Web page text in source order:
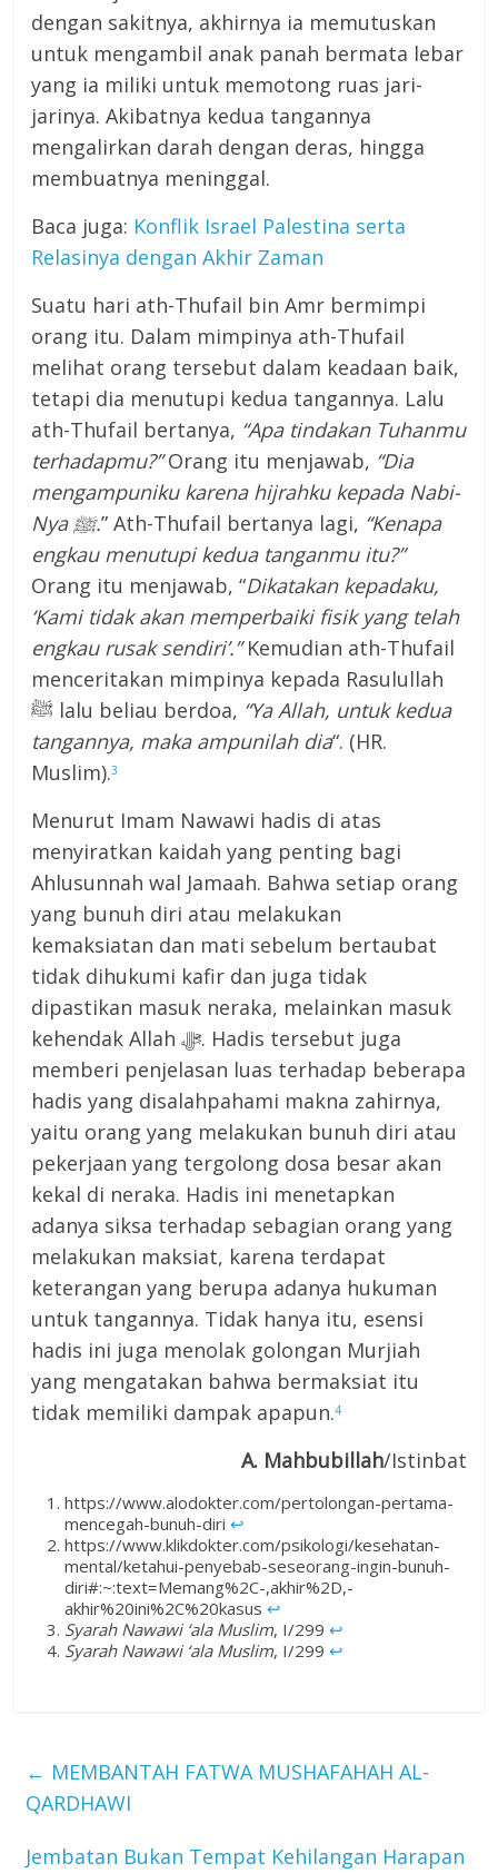
dengan sakitnya, akhirnya ia memutuskan
untuk mengambil anak panah bermata lebar
yang ia miliki untuk memotong ruas jari-
jarinya. Akibatnya kedua tangannya
mengalirkan darah dengan deras, hingga
membuatnya meninggal.
Baca juga: Konflik Israel Palestina serta
Relasinya dengan Akhir Zaman
Suatu hari ath-Thufail bin Amr bermimpi
orang itu. Dalam mimpinya ath-Thufail
melihat orang tersebut dalam keadaan baik,
tetapi dia menutupi kedua tangannya. Lalu
ath-Thufail bertanya, “Apa tindakan Tuhanmu
terhadapmu?”Orang itu menjawab, “Dia
mengampuniku karena hijrahku kepada Nabi-
Nya ﷺ.” Ath-Thufail bertanya lagi, “Kenapa
engkau menutupi kedua tanganmu itu?”
Orang itu menjawab, “Dikatakan kepadaku,
‘Kami tidak akan memperbaiki fisik yang telah
engkau rusak sendiri’.”Kemudian ath-Thufail
menceritakan mimpinya kepada Rasulullah
ﷺ lalu beliau berdoa, “Ya Allah, untuk kedua
tangannya, maka ampunilah dia“. (HR.
Muslim).3
Menurut Imam Nawawi hadis di atas
menyiratkan kaidah yang penting bagi
Ahlusunnah wal Jamaah. Bahwa setiap orang
yang bunuh diri atau melakukan
kemaksiatan dan mati sebelum bertaubat
tidak dihukumi kafir dan juga tidak
dipastikan masuk neraka, melainkan masuk
kehendak Allah ﷻ. Hadis tersebut juga
memberi penjelasan luas terhadap beberapa
hadis yang disalahpahami makna zahirnya,
yaitu orang yang melakukan bunuh diri atau
pekerjaan yang tergolong dosa besar akan
kekal di neraka. Hadis ini menetapkan
adanya siksa terhadap sebagian orang yang
melakukan maksiat, karena terdapat
keterangan yang berupa adanya hukuman
untuk tangannya. Tidak hanya itu, esensi
hadis ini juga menolak golongan Murjiah
yang mengatakan bahwa bermaksiat itu
tidak memiliki dampak apapun.4
A. Mahbubillah/Istinbat
https://www.alodokter.com/pertolongan-pertama-
mencegah-bunuh-diri↩︎
https://www.klikdokter.com/psikologi/kesehatan-
mental/ketahui-penyebab-seseorang-ingin-bunuh-
diri#:~:text=Memang%2C-,akhir%2D,-
akhir%20ini%2C%20kasus↩︎
Syarah Nawawi ‘ala Muslim, I/299↩︎
Syarah Nawawi ‘ala Muslim, I/299↩︎
← MEMBANTAH FATWA MUSHAFAHAH AL-
QARDHAWI
Jembatan Bukan Tempat Kehilangan Harapan